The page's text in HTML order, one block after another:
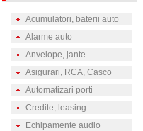
Acumulatori, baterii auto
Alarme auto
Anvelope, jante
Asigurari, RCA, Casco
Automatizari porti
Credite, leasing
Echipamente audio